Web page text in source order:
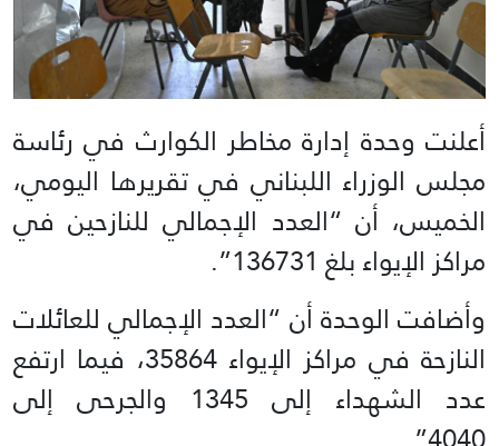
أعلنت وحدة إدارة مخاطر الكوارث في رئاسة
مجلس الوزراء اللبناني في تقريرها اليومي،
الخميس، أن “العدد الإجمالي للنازحين في
مراكز الإيواء بلغ 136731”.
وأضافت الوحدة أن “العدد الإجمالي للعائلات
النازحة في مراكز الإيواء 35864، فيما ارتفع
عدد الشهداء إلى 1345 والجرحى إلى